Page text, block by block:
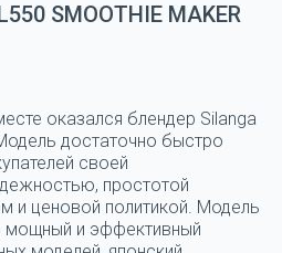
SMOOTHIE MAKER
оказался блендер Silanga
достаточно быстро
своей
простотой
и ценовой политикой. Модель
мощный и эффективный